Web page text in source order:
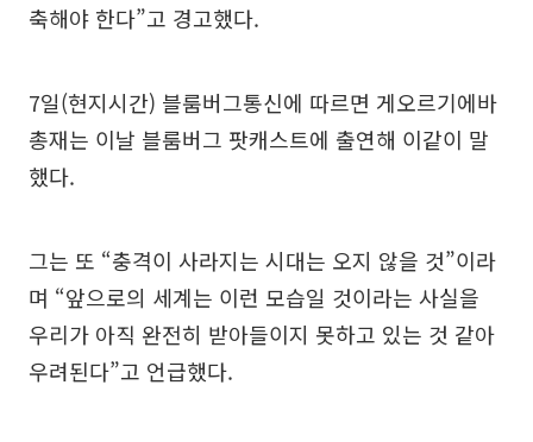
축해야 한다”고 경고했다.
7일(현지시간) 블룸버그통신에 따르면 게오르기에바
총재는 이날 블룸버그 팟캐스트에 출연해 이같이 말
했다.
그는 또 “충격이 사라지는 시대는 오지 않을 것”이라
며 “앞으로의 세계는 이런 모습일 것이라는 사실을
우리가 아직 완전히 받아들이지 못하고 있는 것 같아
우려된다”고 언급했다.